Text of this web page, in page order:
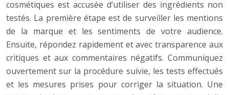
cosmétiques est accusée d’utiliser des ingrédients non
testés. La première étape est de surveiller les mentions
de la marque et les sentiments de votre audience.
Ensuite, répondez rapidement et avec transparence aux
critiques et aux commentaires négatifs. Communiquez
ouvertement sur la procédure suivie, les tests effectués
et les mesures prises pour corriger la situation. Une